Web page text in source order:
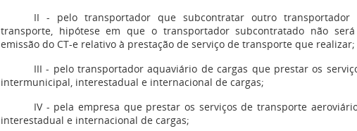
II - pelo transportador que subcontratar outro transportador
transporte, hipótese em que o transportador subcontratado não
emissão do CT-e relativo à prestação de serviço de transporte que realizar;
III - pelo transportador aquaviário de cargas que prestar os
intermunicipal, interestadual e internacional de cargas;
IV - pela empresa que prestar os serviços de transporte
interestadual e internacional de cargas;